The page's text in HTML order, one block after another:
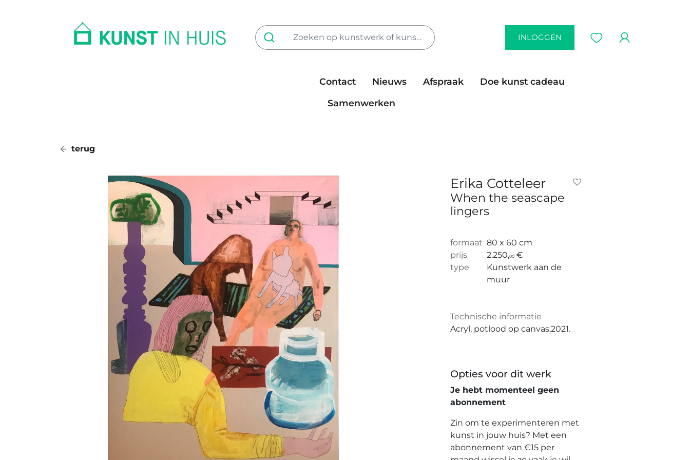
INLOGGEN
Contact Nieuws Afspraak
Doe kunst cadeau
Samenwerken
terug
Erika Cotteleer
When the seascape
lingers
formaat 80 x 60 cm
prijs
2.250,00 €
type
Kunstwerk aan de
muur
Technische informatie
Acryl, potlood op canvas,2021.
Opties voor dit werk
Je hebt momenteel geen
abonnement
Zin om te experimenteren met
kunst in jouw huis? Met een
abonnement van €15 per